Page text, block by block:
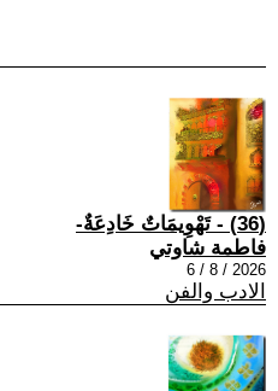
(36) - تَهْوِيمَاتٌ خَادِعَةٌ-
فاطمة شاوتي
2026 / 8 / 6
الادب والفن